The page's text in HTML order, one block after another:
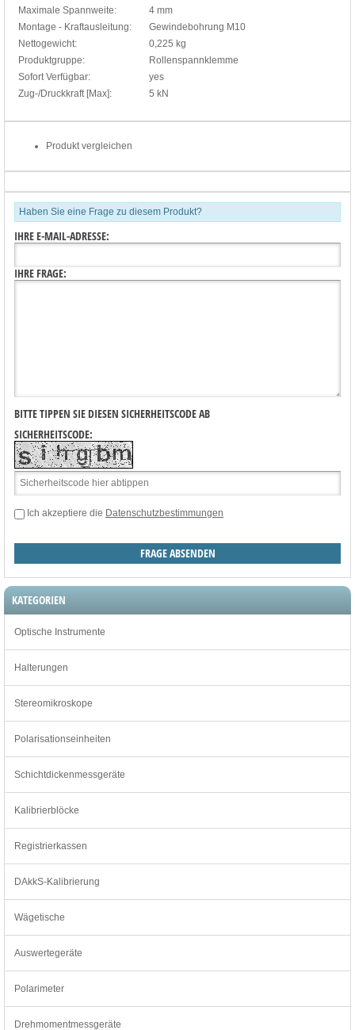
Maximale Spannweite:
4 mm
Montage - Kraftausleitung:
Gewindebohrung M10
Nettogewicht:
0,225 kg
Produktgruppe:
Rollenspannklemme
Sofort Verfügbar:
yes
Zug-/Druckkraft [Max]:
5 kN
Produkt vergleichen
Haben Sie eine Frage zu diesem Produkt?
IHRE E-MAIL-ADRESSE:
IHRE FRAGE:
BITTE TIPPEN SIE DIESEN SICHERHEITSCODE AB
SICHERHEITSCODE:
Ich akzeptiere die Datenschutzbestimmungen
KATEGORIEN
Optische Instrumente
Halterungen
Stereomikroskope
Polarisationseinheiten
Schichtdickenmessgeräte
Kalibrierblöcke
Registrierkassen
DAkkS-Kalibrierung
Wägetische
Auswertegeräte
Polarimeter
Drehmomentmessgeräte